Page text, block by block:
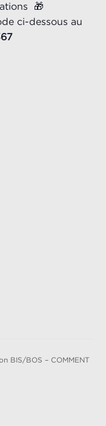
🎁
ci-dessous au
BIS/BOS – COMMENT